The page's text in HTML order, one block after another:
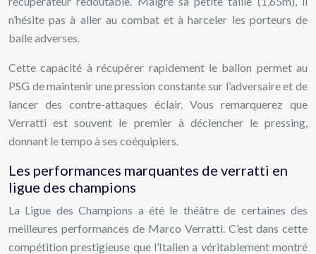
n’hésite pas à aller au combat et à harceler les porteurs de
balle adverses.
Cette capacité à récupérer rapidement le ballon permet au
PSG de maintenir une pression constante sur l’adversaire et de
lancer des contre-attaques éclair. Vous remarquerez que
Verratti est souvent le premier à déclencher le pressing,
donnant le tempo à ses coéquipiers.
Les performances marquantes de verratti en
ligue des champions
La Ligue des Champions a été le théâtre de certaines des
meilleures performances de Marco Verratti. C’est dans cette
compétition prestigieuse que l’Italien a véritablement montré